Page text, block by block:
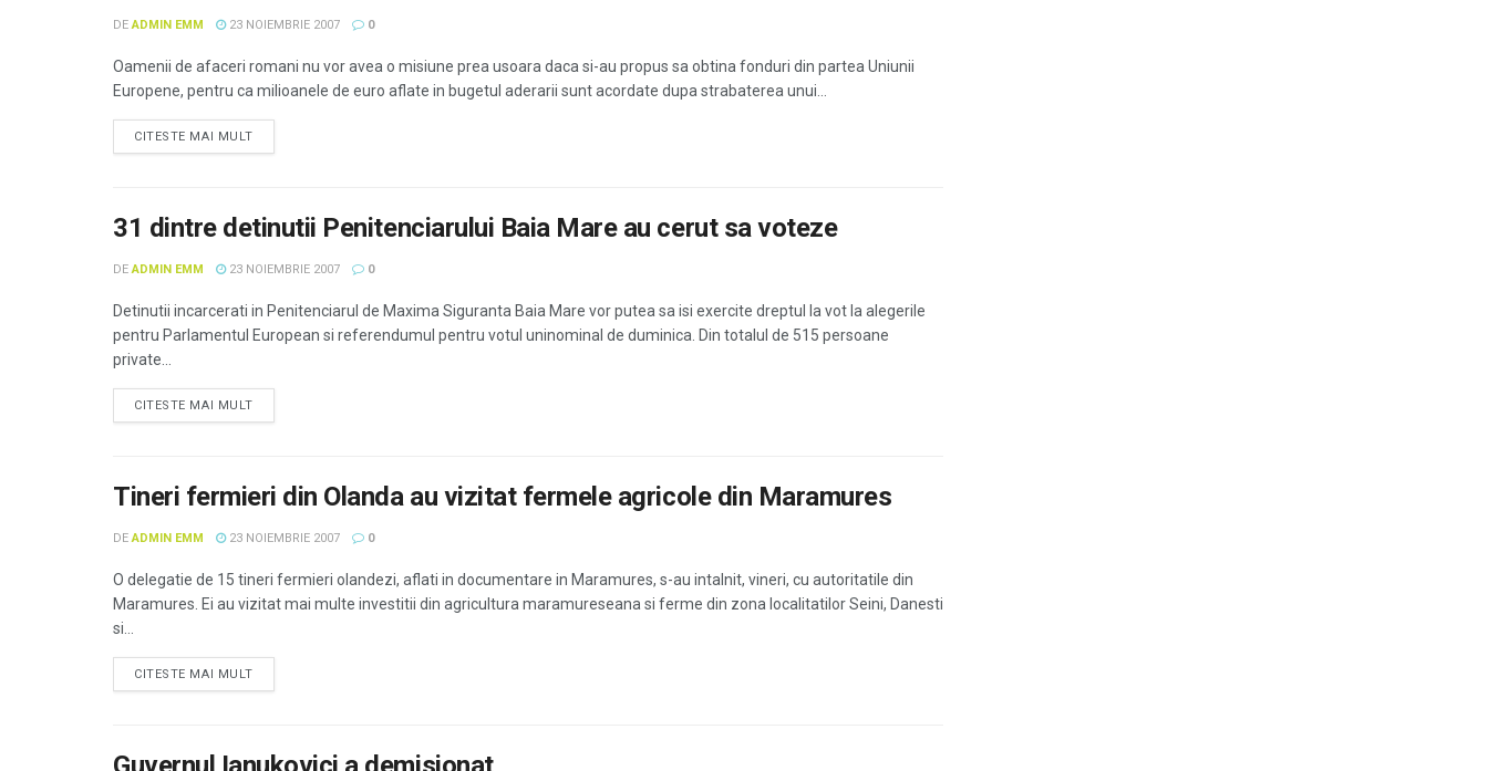
DE ADMIN EMM 23 NOIEMBRIE 2007 0
Oamenii de afaceri romani nu vor avea o misiune prea usoara daca si-au propus sa obtina fonduri din partea Uniunii
Europene, pentru ca milioanele de euro aflate in bugetul aderarii sunt acordate dupa strabaterea unui...
CITESTE MAI MULT
31 dintre detinutii Penitenciarului Baia Mare au cerut sa voteze
DE ADMIN EMM 23 NOIEMBRIE 2007 0
Detinutii incarcerati in Penitenciarul de Maxima Siguranta Baia Mare vor putea sa isi exercite dreptul la vot la alegerile
pentru Parlamentul European si referendumul pentru votul uninominal de duminica. Din totalul de 515 persoane
private...
CITESTE MAI MULT
Tineri fermieri din Olanda au vizitat fermele agricole din Maramures
DE ADMIN EMM 23 NOIEMBRIE 2007 0
O delegatie de 15 tineri fermieri olandezi, aflati in documentare in Maramures, s-au intalnit, vineri, cu autoritatile din
Maramures. Ei au vizitat mai multe investitii din agricultura maramureseana si ferme din zona localitatilor Seini, Danesti
si...
CITESTE MAI MULT